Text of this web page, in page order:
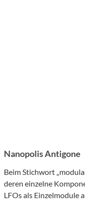
Nanopolis Antigone
Beim Stichwort
deren einzelne
LFOs als Einzelmodule